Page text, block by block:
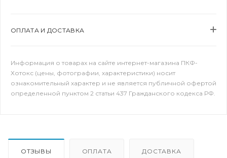
ОПЛАТА И ДОСТАВКА
Информация о товарах на сайте интернет-магазина ПКФ-
Хотокс (цены, фотографии, характеристики) носит
ознакомительный характер и не является публичной офертой
определенной пунктом 2 статьи 437 Гражданского кодекса РФ.
ОТЗЫВЫ ОПЛАТА ДОСТАВКА